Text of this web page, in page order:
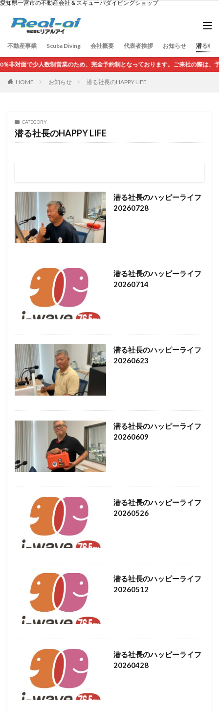
愛知県一宮市の不動産会社＆スキューバダイビングショップ
不動産事業 Scuba Diving 会社概要 代表者挨拶 お知らせ 潜る社
で少人数制営業のため、完全予約制となっております。ご来社の際は、予約
HOME お知らせ 潜る社長のHAPPY LIFE
CATEGORY
潜る社長のHAPPY LIFE
潜る社長のハッピーライフ
20260728
潜る社長のハッピーライフ
20260714
潜る社長のハッピーライフ
20260623
潜る社長のハッピーライフ
20260609
潜る社長のハッピーライフ
20260526
潜る社長のハッピーライフ
20260512
潜る社長のハッピーライフ
20260428